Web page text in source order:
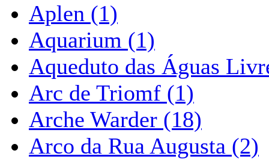
Aplen (1)
Aquarium (1)
Aqueduto das Águas
Arc de Triomf (1)
Arche Warder (18)
Arco da Rua Augusta (2)